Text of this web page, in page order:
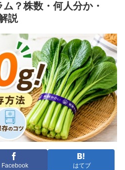
？株数・何人分か・
説
Facebook はてブ